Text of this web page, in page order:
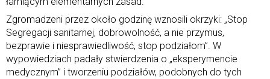
Zgromadzeni przez około godzinę wznosili okrzyki: „Stop
Segregacji sanitarnej, dobrowolność, a nie przymus,
bezprawie i niesprawiedliwość, stop podziałom”. W
wypowiedziach padały stwierdzenia o „eksperymencie
medycznym” i tworzeniu podziałów, podobnych do tych